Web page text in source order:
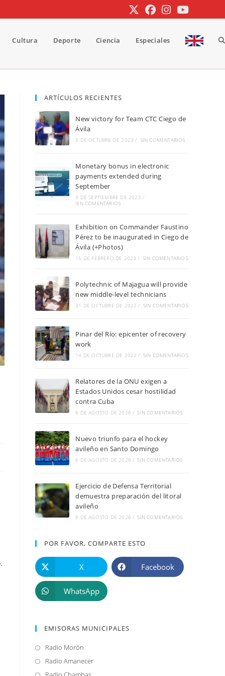
Cultura Deporte Ciencia Especiales
ARTÍCULOS RECIENTES
New victory for Team CTC Ciego de
Ávila
5 DE OCTUBRE DE 2023 / SIN COMENTARIOS
Monetary bonus in electronic
payments extended during
September
3 DE SEPTIEMBRE DE 2023 /
SIN COMENTARIOS
Exhibition on Commander Faustino
Pérez to be inaugurated in Ciego de
Ávila (+Photos)
15 DE FEBRERO DE 2023 / SIN COMENTARIOS
Polytechnic of Majagua will provide
new middle-level technicians
31 DE OCTUBRE DE 2022 / SIN COMENTARIOS
Pinar del Río: epicenter of recovery
work
14 DE OCTUBRE DE 2022 / SIN COMENTARIOS
Relatores de la ONU exigen a
Estados Unidos cesar hostilidad
contra Cuba
6 DE AGOSTO DE 2026 / SIN COMENTARIOS
Nuevo triunfo para el hockey
avileño en Santo Domingo
6 DE AGOSTO DE 2026 / SIN COMENTARIOS
Ejercicio de Defensa Territorial
demuestra preparación del litoral
avileño
6 DE AGOSTO DE 2026 / SIN COMENTARIOS
POR FAVOR, COMPARTE ESTO
X Facebook
WhatsApp
EMISORAS MUNICIPALES
Radio Morón
abre
en
Radio AmanecerSe